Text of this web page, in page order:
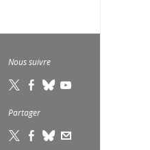
Nous suivre
Partager